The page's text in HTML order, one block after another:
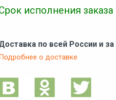
исполнения
по всей России и
о доставке